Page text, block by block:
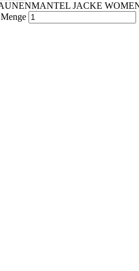
JACKE